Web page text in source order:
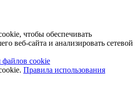
чтобы обеспечивать
веб-сайта и анализировать сетевой
файлов cookie
Правила использования